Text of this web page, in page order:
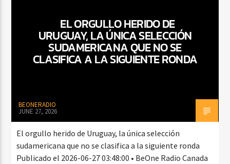
CURRENT SHOW
TROPICAL RELAJADO
EL ORGULLO HERIDO DE
URUGUAY, LA ÚNICA SELECCIÓN
SUDAMERICANA QUE NO SE
CLASIFICA A LA SIGUIENTE RONDA
BEONERADIO
JUNE 27, 2026
El orgullo herido de Uruguay, la única selección
sudamericana que no se clasifica a la siguiente ronda
Publicado el 2026-06-27 03:48:00 • BeOne Radio Canada